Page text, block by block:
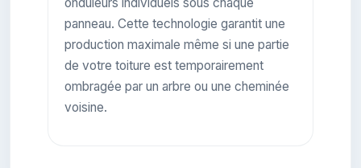
onduleurs individuels sous chaque
panneau. Cette technologie garantit une
production maximale même si une partie
de votre toiture est temporairement
ombragée par un arbre ou une cheminée
voisine.